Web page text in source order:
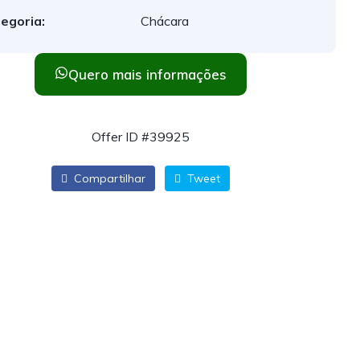
Chácara
Quero mais informações
Offer ID #39925
Compartilhar Tweet